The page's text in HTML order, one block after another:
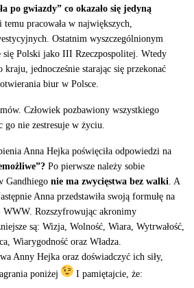
po gwiazdy” co okazało się jedyną
temu pracowała w największych,
Ostatnim wyszczególnionym
się Polski jako III Rzeczpospolitej. Wtedy
kraju, jednocześnie starając się przekonać
biur w Polsce.
Człowiek pozbawiony wszystkiego
go nie zestresuje w życiu.
Anna Hejka poświęciła odpowiedzi na
Po pierwsze należy sobie
Gandhiego nie ma zwycięstwa bez walki. A
Anna przedstawiła swoją formułę na
Rozszyfrowując akronimy
są: Wizja, Wolność, Wiara, Wytrwałość,
Wiarygodność oraz Władza.
Anny Hejka oraz doświadczyć ich siły,
poniżej
I pamiętajcie, że: